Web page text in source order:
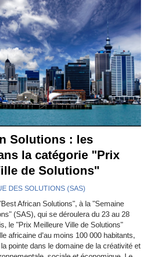
Solutions : les
la catégorie "Prix
de Solutions"
DES SOLUTIONS (SAS)
African Solutions", à la "Semaine
(SAS), qui se déroulera du 23 au 28
le "Prix Meilleure Ville de Solutions"
africaine d’au moins 100 000 habitants,
pointe dans le domaine de la créativité et